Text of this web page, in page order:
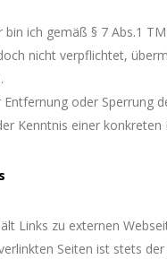
ich gemäß § 7 Abs.1
nicht verpflichtet,
Entfernung oder Sperrung
Kenntnis einer
Links zu externen
Seiten ist stets